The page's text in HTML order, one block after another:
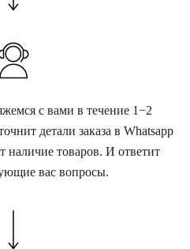
с вами в течение 1−2
детали заказа в Whatsapp
наличие товаров. И ответит
вас вопросы.